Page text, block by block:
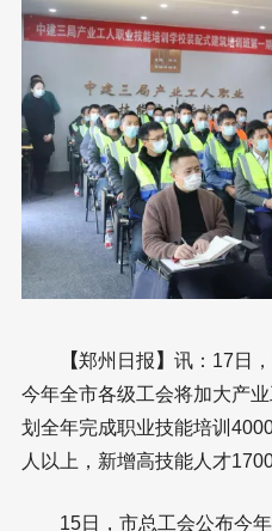
【郑州日报 】 讯：17日
今年全市各级工会将加大产
划全年完成职业技能培训
人以上，新增高技能人才1700
15日，市总工会公布今年“